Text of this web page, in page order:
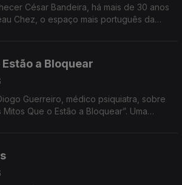
César Bandeira, há mais de 30 anos
Chez, o espaço mais português da
a Bloquear
Guerreiro, médico psiquiatra, sobre
Que o Estão a Bloquear”. Uma